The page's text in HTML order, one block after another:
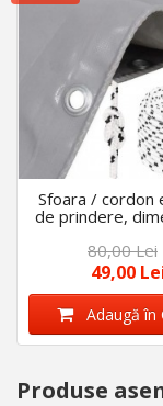
Sfoara / cordon
de prindere,
80,00 Lei
49,00
Adaugă în
Produse